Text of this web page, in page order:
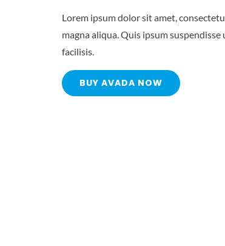
Lorem ipsum dolor sit amet,
magna aliqua. Quis ipsum
facilisis.
BUY AVADA NOW